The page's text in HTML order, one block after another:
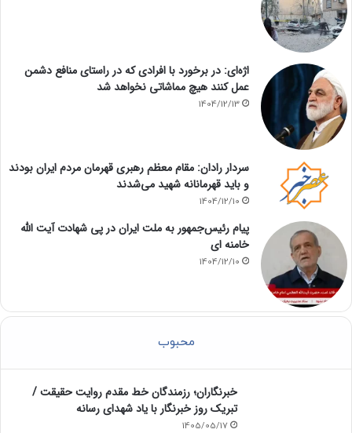
اژه‌ای: در برخورد با افرادی که در راستای منافع دشمن
عمل کنند هیچ مماشاتی نخواهد شد
1404/12/13
سردار رادان: مقام معظم رهبری قهرمان مردم ایران بودند
و باید قهرمانانه شهید می‌شدند
1404/12/10
پیام رئیس‌جمهور به ملت ایران در پی شهادت آیت الله
خامنه ای
1404/12/10
محبوب
خبرنگاران؛ رزمندگان خط مقدم روایت حقیقت /
تبریک روز خبرنگار با یاد شهدای رسانه
1405/05/17